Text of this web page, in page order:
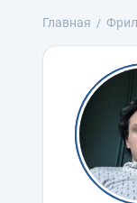
Главная